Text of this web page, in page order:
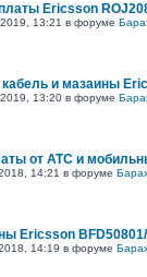
Ericsson
13:21 в форуме
и мазаины
13:20 в форуме
от АТС и
14:21 в форуме
Ericsson
14:19 в форуме